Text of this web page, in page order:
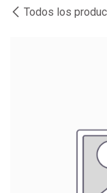
Todos los